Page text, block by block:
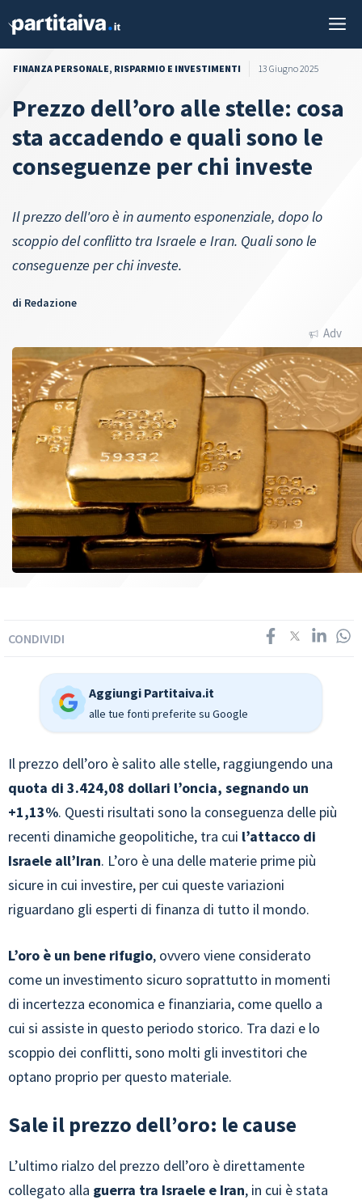
FINANZA PERSONALE, RISPARMIO E INVESTIMENTI 13 Giugno 2025
Prezzo dell’oro alle stelle: cosa
sta accadendo e quali sono le
conseguenze per chi investe
Il prezzo dell'oro è in aumento esponenziale, dopo lo
scoppio del conflitto tra Israele e Iran. Quali sono le
conseguenze per chi investe.
di Redazione
Adv
CONDIVIDI
Aggiungi Partitaiva.it
alle tue fonti preferite su Google
Il prezzo dell’oro è salito alle stelle, raggiungendo una
quota di 3.424,08 dollari l’oncia, segnando un
+1,13%. Questi risultati sono la conseguenza delle più
recenti dinamiche geopolitiche, tra cui l’attacco di
Israele all’Iran. L’oro è una delle materie prime più
sicure in cui investire, per cui queste variazioni
riguardano gli esperti di finanza di tutto il mondo.
L’oro è un bene rifugio, ovvero viene considerato
come un investimento sicuro soprattutto in momenti
di incertezza economica e finanziaria, come quello a
cui si assiste in questo periodo storico. Tra dazi e lo
scoppio dei conflitti, sono molti gli investitori che
optano proprio per questo materiale.
Sale il prezzo dell’oro: le cause
L’ultimo rialzo del prezzo dell’oro è direttamente
collegato alla guerra tra Israele e Iran, in cui è stata